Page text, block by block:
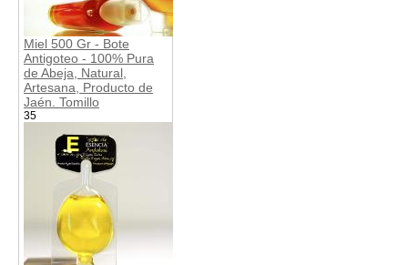
Miel 500 Gr - Bote
Antigoteo - 100% Pura
de Abeja, Natural,
Artesana, Producto de
Jaén. Tomillo
35